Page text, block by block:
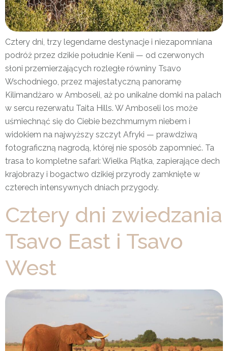
Cztery dni, trzy legendarne destynacje i niezapomniana
podróż przez dzikie południe Kenii — od czerwonych
słoni przemierzających rozległe równiny Tsavo
Wschodniego, przez majestatyczną panoramę
Kilimandżaro w Amboseli, aż po unikalne domki na palach
w sercu rezerwatu Taita Hills. W Amboseli los może
uśmiechnąć się do Ciebie bezchmurnym niebem i
widokiem na najwyższy szczyt Afryki — prawdziwą
fotograficzną nagrodą, której nie sposób zapomnieć. Ta
trasa to kompletne safari: Wielka Piątka, zapierające dech
krajobrazy i bogactwo dzikiej przyrody zamknięte w
czterech intensywnych dniach przygody.
Cztery dni zwiedzania
Tsavo East i Tsavo
West